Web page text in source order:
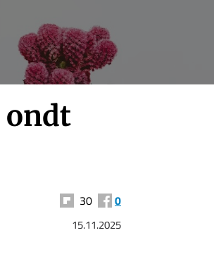
ondt
30 0
15.11.2025